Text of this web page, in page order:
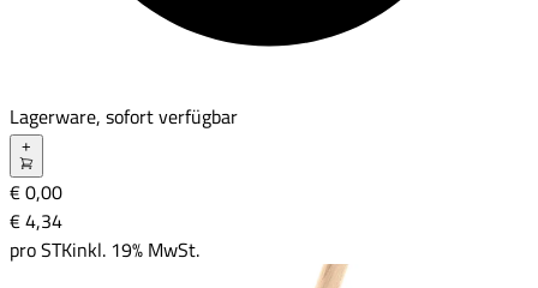
Lagerware, sofort verfügbar
€ 0,00
€ 4,34
proSTKinkl. 19% MwSt.